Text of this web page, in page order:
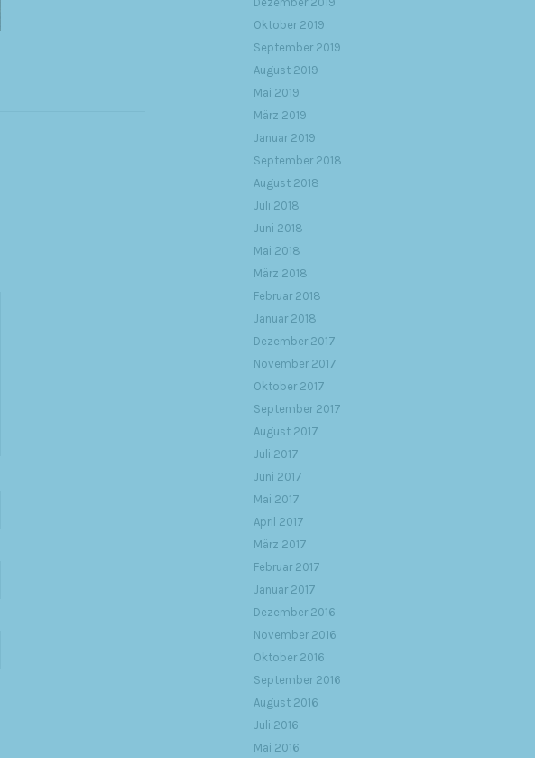
Oktober 2019
September 2019
August 2019
Mai 2019
März 2019
Januar 2019
September 2018
August 2018
Juli 2018
Juni 2018
Mai 2018
März 2018
Februar 2018
Januar 2018
Dezember 2017
November 2017
Oktober 2017
September 2017
August 2017
Juli 2017
Juni 2017
Mai 2017
April 2017
März 2017
Februar 2017
Januar 2017
Dezember 2016
November 2016
Oktober 2016
September 2016
August 2016
Juli 2016
Mai 2016